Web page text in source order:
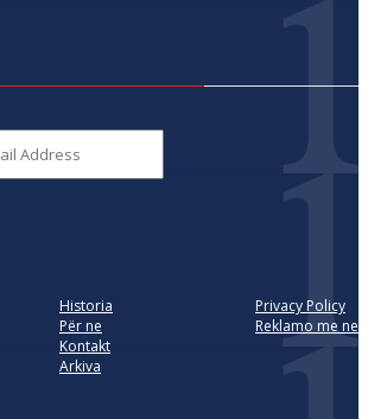
Historia
Për ne
Kontakt
Arkiva
Privacy Policy
Reklamo me ne